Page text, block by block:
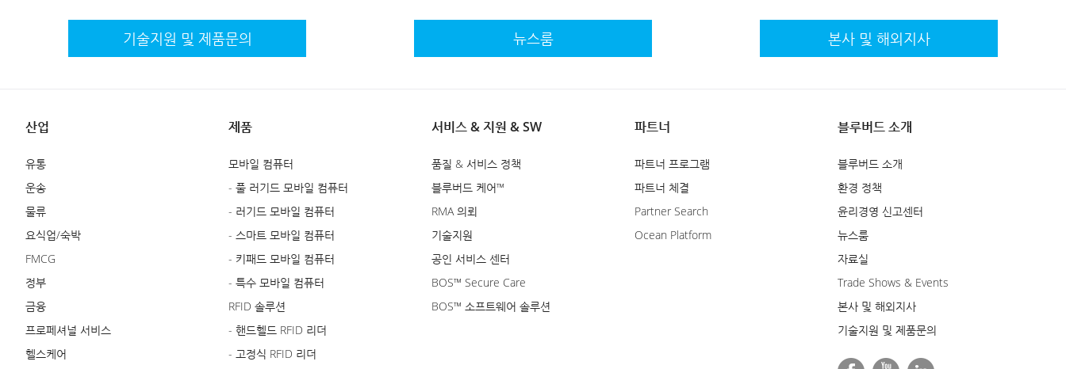
기술지원 및 제품문의 뉴스룸 본사 및 해외지사
산업
유통
운송
물류
요식업/숙박
FMCG
정부
금융
프로페셔널 서비스
헬스케어
제품
모바일 컴퓨터
- 풀 러기드 모바일 컴퓨터
- 러기드 모바일 컴퓨터
- 스마트 모바일 컴퓨터
- 키패드 모바일 컴퓨터
- 특수 모바일 컴퓨터
RFID 솔루션
- 핸드헬드 RFID 리더
- 고정식 RFID 리더
서비스 & 지원 & SW
품질 & 서비스 정책
블루버드 케어™
RMA 의뢰
기술지원
공인 서비스 센터
BOS™ Secure Care
BOS™ 소프트웨어 솔루션
파트너
파트너 프로그램
파트너 체결
Partner Search
Ocean Platform
블루버드 소개
블루버드 소개
환경 정책
윤리경영 신고센터
뉴스룸
자료실
Trade Shows & Events
본사 및 해외지사
기술지원 및 제품문의